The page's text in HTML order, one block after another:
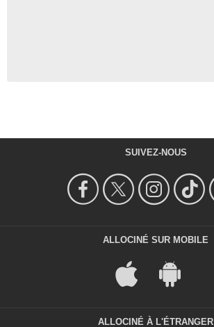
SUIVEZ-NOUS
ALLOCINÉ SUR MOBILE
ALLOCINÉ À L'ÉTRANGER